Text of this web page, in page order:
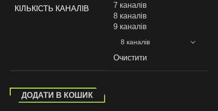
КІЛЬКІСТЬ КАНАЛІВ
7 каналів
8 каналів
9 каналів
Очистити
ДОДАТИ В КОШИК